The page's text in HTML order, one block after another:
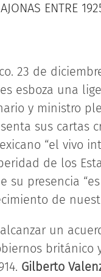
ENTRE
23 de
esboza una
y ministro
sus cartas
“el vivo
de los
su presencia
de
un
británico
Gilberto